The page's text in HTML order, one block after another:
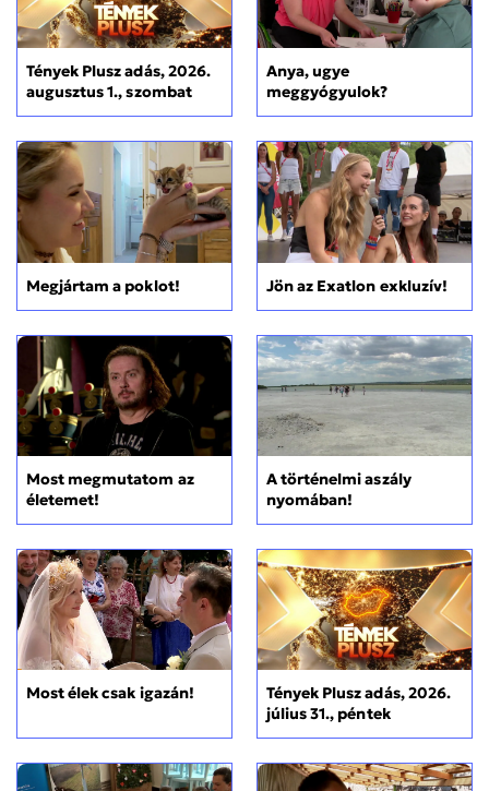
Tények Plusz adás, 2026.
augusztus 1., szombat
Anya, ugye
meggyógyulok?
Megjártam a poklot! Jön az Exatlon exkluzív!
Most megmutatom az
életemet!
A történelmi aszály
nyomában!
Most élek csak igazán!
Tények Plusz adás, 2026.
július 31., péntek